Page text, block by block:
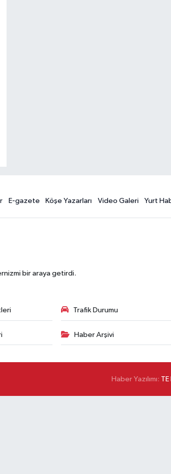
E-gazete Köşe Yazarları Video Galeri Yurt
bir araya getirdi.
Trafik Durumu
Haber Arşivi
Haber Yazılımı: TE